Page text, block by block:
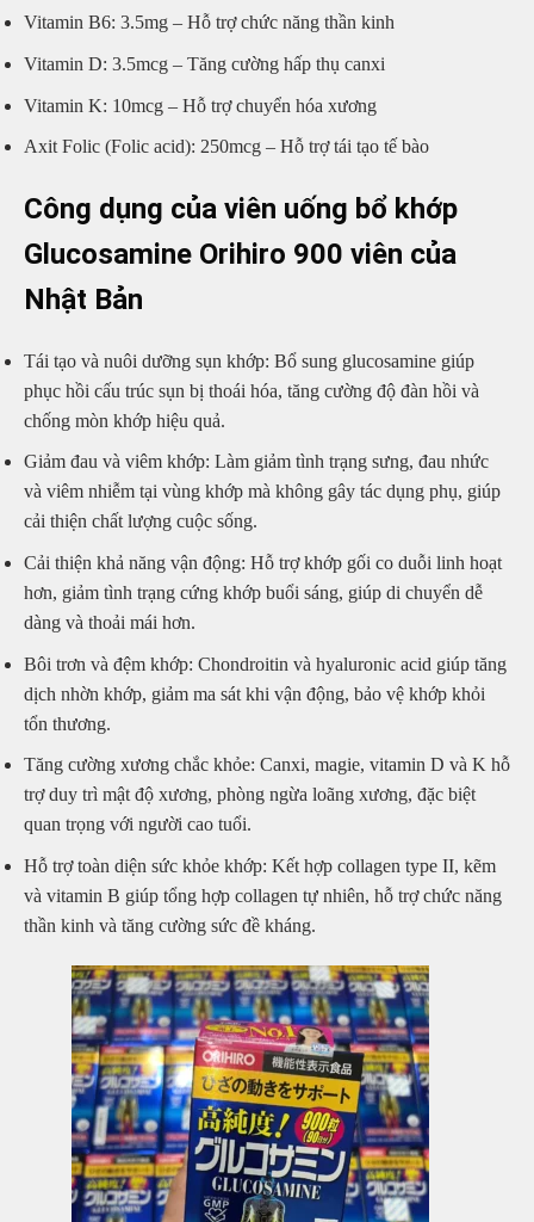
Vitamin B6: 3.5mg – Hỗ trợ chức năng thần kinh
Vitamin D: 3.5mcg – Tăng cường hấp thụ canxi
Vitamin K: 10mcg – Hỗ trợ chuyển hóa xương
Axit Folic (Folic acid): 250mcg – Hỗ trợ tái tạo tế bào
Công dụng của viên uống bổ khớp
Glucosamine Orihiro 900 viên của
Nhật Bản
Tái tạo và nuôi dưỡng sụn khớp: Bổ sung glucosamine giúp
phục hồi cấu trúc sụn bị thoái hóa, tăng cường độ đàn hồi và
chống mòn khớp hiệu quả.
Giảm đau và viêm khớp: Làm giảm tình trạng sưng, đau nhức
và viêm nhiễm tại vùng khớp mà không gây tác dụng phụ, giúp
cải thiện chất lượng cuộc sống.
Cải thiện khả năng vận động: Hỗ trợ khớp gối co duỗi linh hoạt
hơn, giảm tình trạng cứng khớp buổi sáng, giúp di chuyển dễ
dàng và thoải mái hơn.
Bôi trơn và đệm khớp: Chondroitin và hyaluronic acid giúp tăng
dịch nhờn khớp, giảm ma sát khi vận động, bảo vệ khớp khỏi
tổn thương.
Tăng cường xương chắc khỏe: Canxi, magie, vitamin D và K hỗ
trợ duy trì mật độ xương, phòng ngừa loãng xương, đặc biệt
quan trọng với người cao tuổi.
Hỗ trợ toàn diện sức khỏe khớp: Kết hợp collagen type II, kẽm
và vitamin B giúp tổng hợp collagen tự nhiên, hỗ trợ chức năng
thần kinh và tăng cường sức đề kháng.